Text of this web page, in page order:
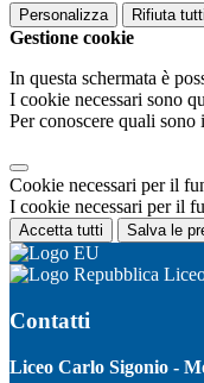
Personalizza Rifiuta tutti
Gestione cookie
In questa schermata è
I cookie necessari sono
Per conoscere quali
Cookie necessari per il
I cookie necessari per il
Accetta tutti Salva le
Contatti
Liceo Carlo Sigonio -